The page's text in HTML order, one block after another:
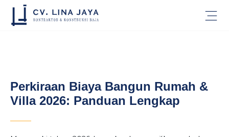
Perkiraan Biaya Bangun Rumah &
Villa 2026: Panduan Lengkap